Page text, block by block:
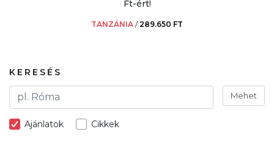
Ft-ért!
TANZÁNIA /289.650 FT
KERESÉS
Mehet
Ajánlatok Cikkek